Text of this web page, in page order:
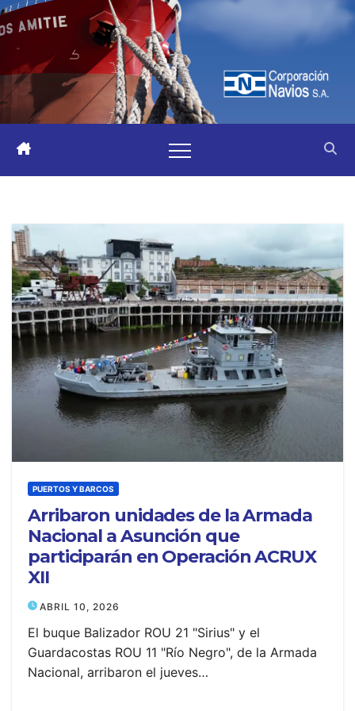
PUERTOS Y BARCOS
Arribaron unidades de la Armada
Nacional a Asunción que
participarán en Operación ACRUX
XII
ABRIL 10, 2026
El buque Balizador ROU 21 "Sirius" y el
Guardacostas ROU 11 "Río Negro", de la Armada
Nacional, arribaron el jueves…